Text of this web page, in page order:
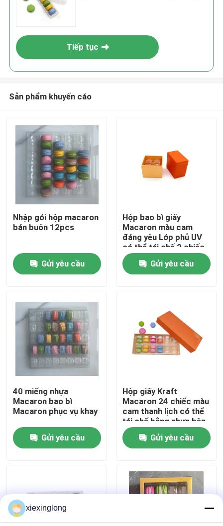
Sản phẩm
Video
Về chúng tôi
Chuyến tham quan nhà máy
Kiểm soát chất lượng
Liên hệ với chúng tôi
Các vụ án
Bọt EPS EPP
Tiếp tục
Sản phẩm khuyến cáo
Nhập gói hộp macaron
bán buôn 12pcs
Gửi yêu cầu
Hộp bao bì giấy
Macaron màu cam
đáng yêu Lớp phủ UV
có thể tái chế 2 chiếc
Gửi yêu cầu
40 miếng nhựa
Macaron bao bì
Macaron phục vụ khay
Gửi yêu cầu
Hộp giấy Kraft
Macaron 24 chiếc màu
cam thanh lịch có thể
tái chế bằng nhựa bên
trong
Gửi yêu cầu
xiexinglong